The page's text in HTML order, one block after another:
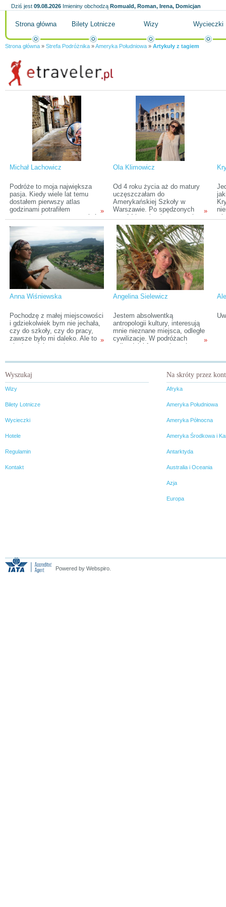
Dziś jest 09.08.2026 Imieniny obchodzą Romuald, Roman, Irena, Domicjan
Strona główna Bilety Lotnicze Wizy Wycieczki
Strona główna » Strefa Podróżnika »Ameryka Południowa » Artykuły z tagiem
Michał Lachowicz
Podróże to moja największa
pasja. Kiedy wiele lat temu
dostałem pierwszy atlas
godzinami potrafiłem
przewracać strony, na pamięć
»
Ola Klimowicz
Od 4 roku życia aż do matury
uczęszczałam do
Amerykańskiej Szkoły w
Warszawie. Po spędzonych
tam 14 latach, nie ma prawie
kraju na ziemi, w którym nie
miałabym znajomego. To
właśnie dorastanie pomiędzy
ludźmi z innych miejsc
zaszczepiło u mnie bakcyl do
podróżowania.
»
Anna Wiśniewska
Pochodzę z małej miejscowości
i gdziekolwiek bym nie jechała,
czy do szkoły, czy do pracy,
zawsze było mi daleko. Ale to
ciągłe podróżowanie,
rozbudziło we mnie chęć do
»
Angelina Sielewicz
Jestem absolwentką
antropologii kultury, interesują
mnie nieznane miejsca, odległe
cywilizacje. W podróżach
najbardziej fascynują mnie
oni tworzą odmienną od mojej
»
Wyszukaj
Wizy
Bilety Lotnicze
Wycieczki
Hotele
Regulamin
Kontakt
Na skróty przez
Afryka
Ameryka Południowa
Ameryka Północna
Ameryka Środkowa i
Antarktyda
Australia i Oceania
Azja
Europa
Powered by Webspiro.